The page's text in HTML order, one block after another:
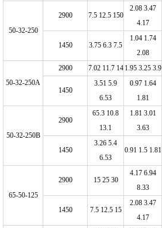
50-32-250
2900 7.5 12.5 150
2.08 3.47
4.17
1450 3.75 6.3 7.5
1.04 1.74
2.08
50-32-250A
2900 7.02 11.7 14 1.95 3.25 3.9
1450
3.51 5.9
6.53
0.97 1.64
1.81
50-32-250B
2900
65.3 10.8
13.1
1.81 3.01
3.63
1450
3.26 5.4
6.53
0.91 1.5 1.81
65-50-125
2900 15 25 30
4.17 6.94
8.33
1450 7.5 12.5 15
2.08 3.47
4.17